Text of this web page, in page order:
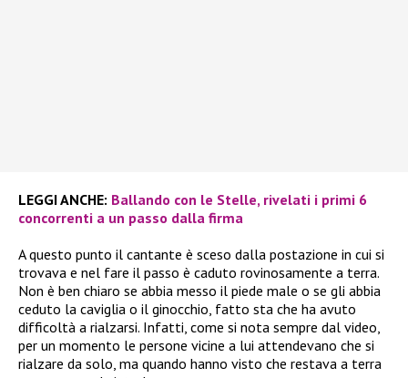
LEGGI ANCHE: Ballando con le Stelle, rivelati i primi 6
concorrenti a un passo dalla firma
A questo punto il cantante è sceso dalla postazione in cui si
trovava e nel fare il passo è caduto rovinosamente a terra.
Non è ben chiaro se abbia messo il piede male o se gli abbia
ceduto la caviglia o il ginocchio, fatto sta che ha avuto
difficoltà a rialzarsi. Infatti, come si nota sempre dal video,
per un momento le persone vicine a lui attendevano che si
rialzare da solo, ma quando hanno visto che restava a terra